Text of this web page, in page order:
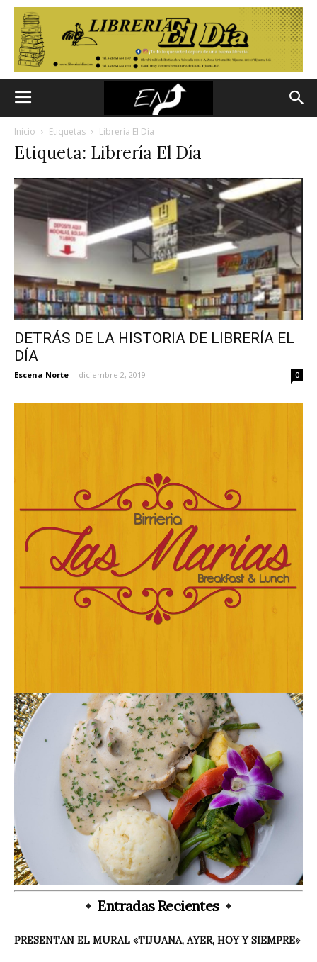
Inicio Etiquetas Librería El Día
Etiqueta: Librería El Día
DETRÁS DE LA HISTORIA DE LIBRERÍA EL
DÍA
Escena Norte - diciembre 2, 2019 0
Entradas Recientes
PRESENTAN EL MURAL «TIJUANA, AYER, HOY Y SIEMPRE»